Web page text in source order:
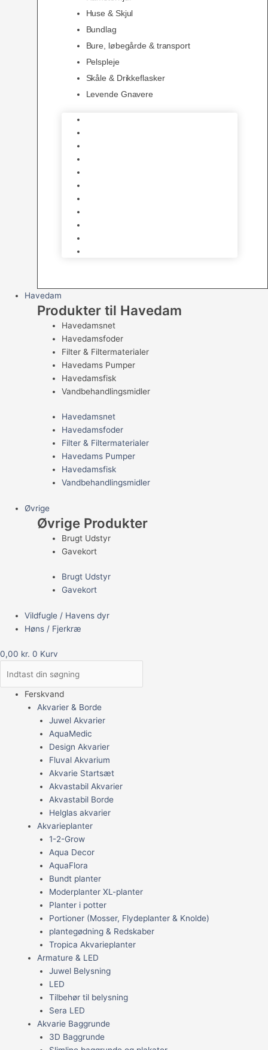
Huse & Skjul
Bundlag
Bure, løbegårde & transport
Pelspleje
Skåle & Drikkeflasker
Levende Gnavere
Havedam
Produkter til Havedam
Havedamsnet
Havedamsfoder
Filter & Filtermaterialer
Havedams Pumper
Havedamsfisk
Vandbehandlingsmidler
Havedamsnet
Havedamsfoder
Filter & Filtermaterialer
Havedams Pumper
Havedamsfisk
Vandbehandlingsmidler
Øvrige
Øvrige Produkter
Brugt Udstyr
Gavekort
Brugt Udstyr
Gavekort
Vildfugle / Havens dyr
Høns / Fjerkræ
0,00 kr. 0 Kurv
Ferskvand
Akvarier & Borde
Juwel Akvarier
AquaMedic
Design Akvarier
Fluval Akvarium
Akvarie Startsæt
Akvastabil Akvarier
Akvastabil Borde
Helglas akvarier
Akvarieplanter
1-2-Grow
Aqua Decor
AquaFlora
Bundt planter
Moderplanter XL-planter
Planter i potter
Portioner (Mosser, Flydeplanter & Knolde)
plantegødning & Redskaber
Tropica Akvarieplanter
Armature & LED
Juwel Belysning
LED
Tilbehør til belysning
Sera LED
Akvarie Baggrunde
3D Baggrunde